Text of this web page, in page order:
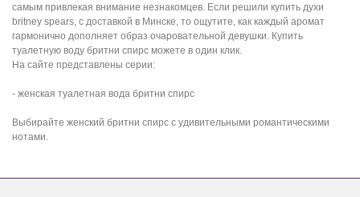
самым привлекая внимание незнакомцев. Если решили купить духи
britney spears, с доставкой в Минске, то ощутите, как каждый аромат
гармонично дополняет образ очаровательной девушки. Купить
туалетную воду бритни спирс можете в один клик.
На сайте представлены серии:
- женская туалетная вода бритни спирс
Выбирайте женский бритни спирс с удивительными романтическими
нотами.